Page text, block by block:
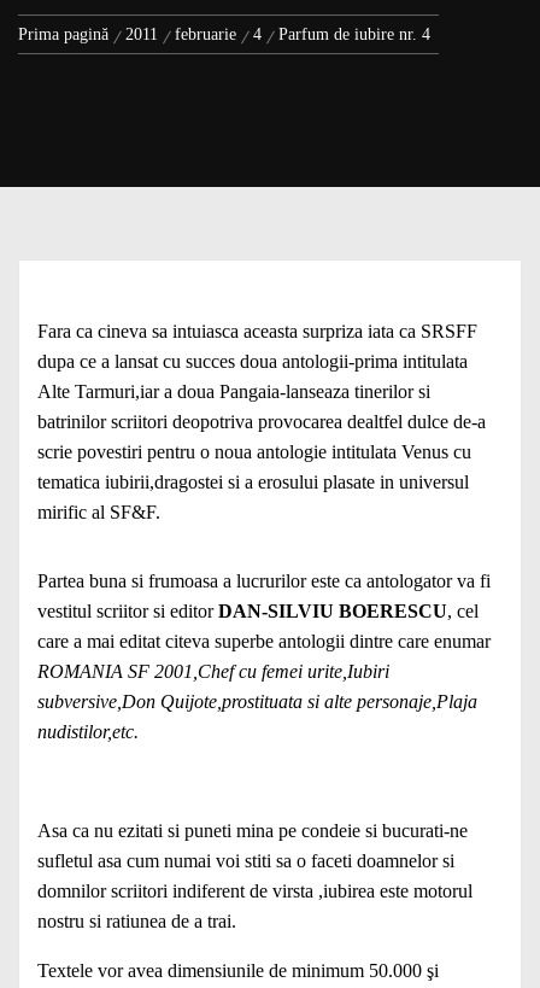
Prima pagină 2011 februarie 4 Parfum de iubire nr. 4
Fara ca cineva sa intuiasca aceasta surpriza iata ca SRSFF
dupa ce a lansat cu succes doua antologii-prima intitulata
Alte Tarmuri,iar a doua Pangaia-lanseaza tinerilor si
batrinilor scriitori deopotriva provocarea dealtfel dulce de-a
scrie povestiri pentru o noua antologie intitulata Venus cu
tematica iubirii,dragostei si a erosului plasate in universul
mirific al SF&F.
Partea buna si frumoasa a lucrurilor este ca antologator va fi
vestitul scriitor si editorDAN-SILVIU BOERESCU, cel
care a mai editat citeva superbe antologii dintre care enumar
ROMANIA SF 2001,Chef cu femei urite,Iubiri
subversive,Don Quijote,prostituata si alte personaje,Plaja
nudistilor,etc.
Asa ca nu ezitati si puneti mina pe condeie si bucurati-ne
sufletul asa cum numai voi stiti sa o faceti doamnelor si
domnilor scriitori indiferent de virsta ,iubirea este motorul
nostru si ratiunea de a trai.
Textele vor avea dimensiunile de minimum 50.000 şi